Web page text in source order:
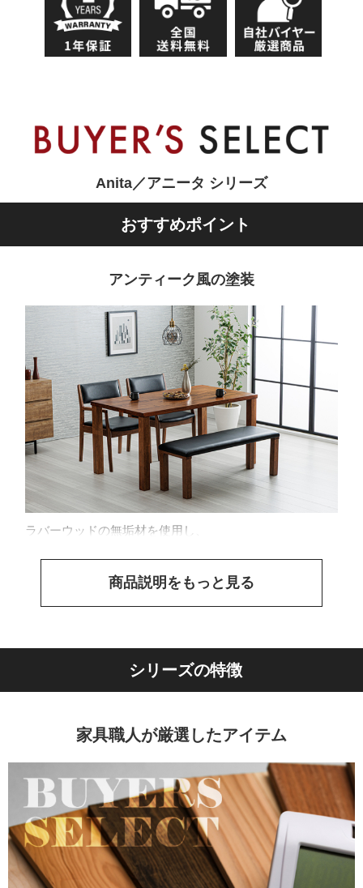
Anita／アニータ シリーズ
おすすめポイント
アンティーク風の塗装
ラバーウッドの無垢材を使用し、
商品説明をもっと見る
シリーズの特徴
家具職人が厳選したアイテム